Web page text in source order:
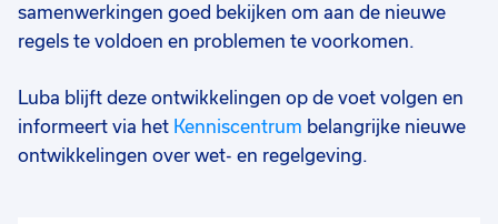
samenwerkingen goed bekijken om aan de nieuwe
regels te voldoen en problemen te voorkomen.
Luba blijft deze ontwikkelingen op de voet volgen en
informeert via het Kenniscentrum belangrijke nieuwe
ontwikkelingen over wet- en regelgeving.